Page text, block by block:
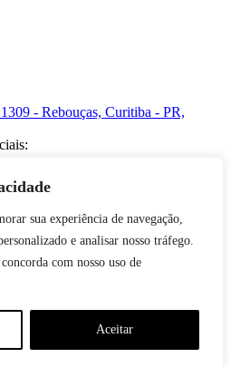
sua experiência de navegação,
e analisar nosso tráfego.
com nosso uso de
Aceitar
- Rebouças, Curitiba - PR,
de Marketing Digital